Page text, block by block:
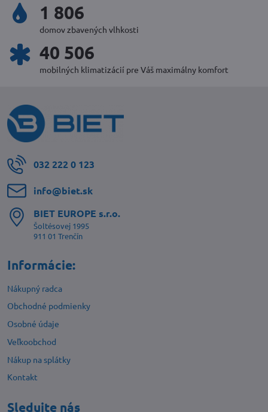
2 142
domov zbavených vlhkosti
48 042
mobilných klimatizácií pre Váš maximálny komfort
032 222 0 123
info​@biet​.sk
BIET EUROPE s​.r​.o​.
Šoltésovej 1995
911 01 Trenčín
Informácie:
Nákupný radca
Obchodné podmienky
Osobné údaje
Veľkoobchod
Nákup na splátky
Kontakt
Sledujte nás